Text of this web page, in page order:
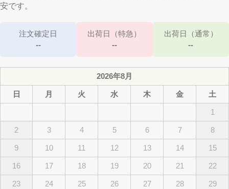
安です。
注文確定日
--
出荷日（特急）
--
出荷日（通常）
--
2026年8月
日 月 火 水 木 金 土
1
2 3 4 5 6 7 8
9 10 11 12 13 14 15
16 17 18 19 20 21 22
23 24 25 26 27 28 29